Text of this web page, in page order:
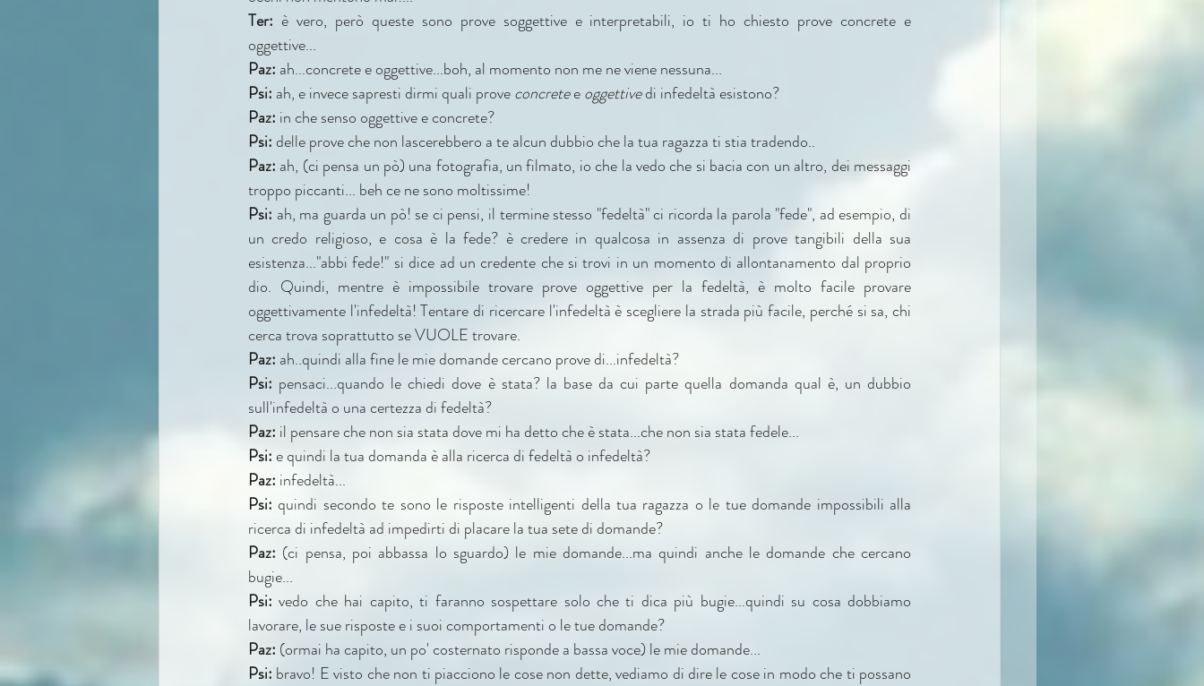
Ter: è vero, però queste sono prove soggettive e interpretabili, io ti ho chiesto prove concrete e
oggettive...
Paz: ah...concrete e oggettive...boh, al momento non me ne viene nessuna...
Psi: ah, e invece sapresti dirmi quali prove concrete e oggettive di infedeltà esistono?
Paz: in che senso oggettive e concrete?
Psi: delle prove che non lascerebbero a te alcun dubbio che la tua ragazza ti stia tradendo..
Paz: ah, (ci pensa un pò) una fotografia, un filmato, io che la vedo che si bacia con un altro, dei messaggi
troppo piccanti... beh ce ne sono moltissime!
Psi: ah, ma guarda un pò! se ci pensi, il termine stesso "fedeltà" ci ricorda la parola "fede", ad esempio, di
un credo religioso, e cosa è la fede? è credere in qualcosa in assenza di prove tangibili della sua
esistenza..."abbi fede!" si dice ad un credente che si trovi in un momento di allontanamento dal proprio
dio. Quindi, mentre è impossibile trovare prove oggettive per la fedeltà, è molto facile provare
oggettivamente l'infedeltà! Tentare di ricercare l'infedeltà è scegliere la strada più facile, perché si sa, chi
cerca trova soprattutto se VUOLE trovare.
Paz: ah..quindi alla fine le mie domande cercano prove di...infedeltà?
Psi: pensaci...quando le chiedi dove è stata? la base da cui parte quella domanda qual è, un dubbio
sull'infedeltà o una certezza di fedeltà?
Paz: il pensare che non sia stata dove mi ha detto che è stata...che non sia stata fedele...
Psi: e quindi la tua domanda è alla ricerca di fedeltà o infedeltà?
Paz: infedeltà...
Psi: quindi secondo te sono le risposte intelligenti della tua ragazza o le tue domande impossibili alla
ricerca di infedeltà ad impedirti di placare la tua sete di domande?
Paz: (ci pensa, poi abbassa lo sguardo) le mie domande...ma quindi anche le domande che cercano
bugie...
Psi: vedo che hai capito, ti faranno sospettare solo che ti dica più bugie...quindi su cosa dobbiamo
lavorare, le sue risposte e i suoi comportamenti o le tue domande?
Paz: (ormai ha capito, un po' costernato risponde a bassa voce) le mie domande...
Psi: bravo! E visto che non ti piacciono le cose non dette, vediamo di dire le cose in modo che ti possano